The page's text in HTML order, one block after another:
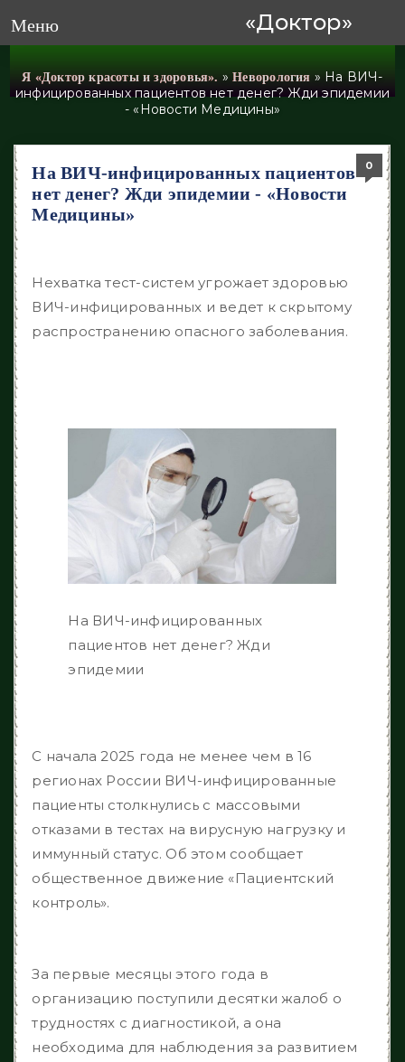
Я «Доктор красоты и здоровья». »Неворология » На ВИЧ-
инфицированных пациентов нет денег? Жди эпидемии
- «Новости Медицины»
На ВИЧ-инфицированных пациентов
нет денег? Жди эпидемии - «Новости
Медицины»
Нехватка тест-систем угрожает здоровью
ВИЧ-инфицированных и ведет к скрытому
распространению опасного заболевания.
На ВИЧ-инфицированных
пациентов нет денег? Жди
эпидемии
С начала 2025 года не менее чем в 16
регионах России ВИЧ-инфицированные
пациенты столкнулись с массовыми
отказами в тестах на вирусную нагрузку и
иммунный статус. Об этом сообщает
общественное движение «Пациентский
контроль».
За первые месяцы этого года в
организацию поступили десятки жалоб о
трудностях с диагностикой, а она
необходима для наблюдения за развитием
0
0
0
0
0
Меню «Доктор»